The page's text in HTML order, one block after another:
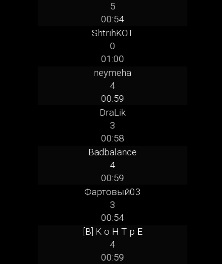
5
00:54
ShtrihKOT
0
01:00
neymeha
4
00:59
DraLik
3
00:58
Badbalance
4
00:59
Фартовый03
3
00:54
[B] K o H T p E
4
00:59